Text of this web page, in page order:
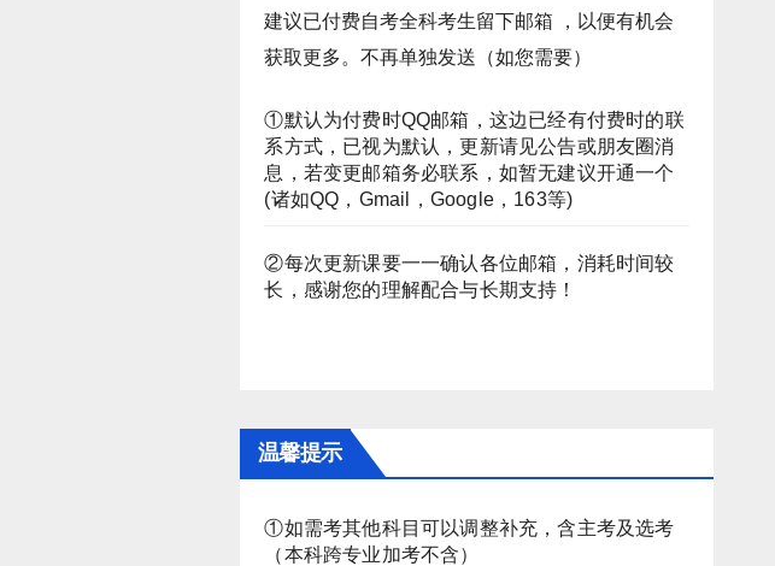
建议已付费自考全科考生留下邮箱 ，以便有机会
获取更多。不再单独发送（如您需要）
①默认为付费时QQ邮箱，这边已经有付费时的联
系方式，已视为默认，更新请见公告或朋友圈消
息，若变更邮箱务必联系，如暂无建议开通一个
(诸如QQ，Gmail，Google，163等)
②每次更新课要一一确认各位邮箱，消耗时间较
长，感谢您的理解配合与长期支持！
温馨提示
①如需考其他科目可以调整补充，含主考及选考
（本科跨专业加考不含）